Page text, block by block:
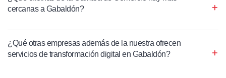
cercanas a Gabaldón?
¿Qué otras empresas además de la nuestra ofrecen
servicios de transformación digital en Gabaldón?